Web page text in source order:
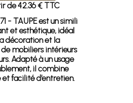
de 42.36 € TTC
- TAUPEest un simili
et esthétique, idéal
décoration et la
mobiliers intérieurs
Adapté à un usage
il combine
et facilité d’entretien.